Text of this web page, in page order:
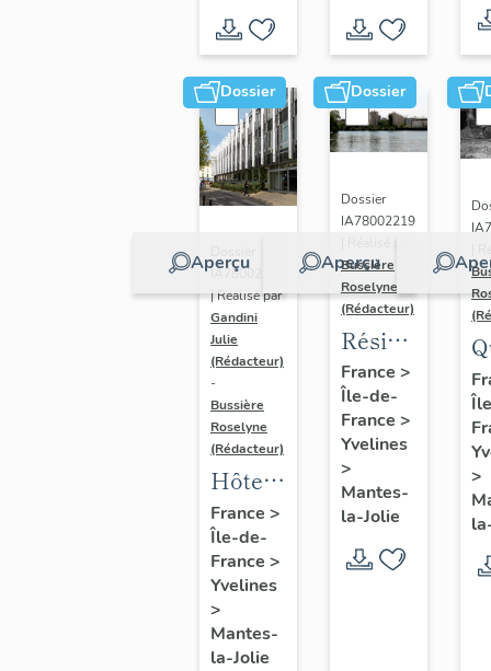
Dossier
Aperçu
IA78002178
| Réalisé par
Gandini
Julie
(Rédacteur)
-
Bussière
Roselyne
(Rédacteur)
Hôtel
de ville
France >
Île-de-
France >
Yvelines
>
Mantes-
la-Jolie
Dossier
Aperçu
Dossier
IA78002219
| Réalisé par
Bussière
Roselyne
(Rédacteur)
Résidences
de la
Tour
et
Saint-
Maclou
France >
Île-de-
France >
Yvelines
>
Mantes-
la-Jolie
>